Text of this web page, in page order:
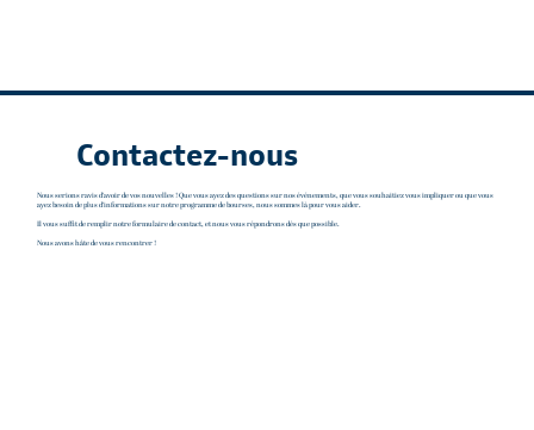
Contactez-nous
Nous serions ravis d’avoir de vos nouvelles ! Que vous ayez des questions sur nos événements, que vous souhaitiez vous impliquer ou que vous
ayez besoin de plus d’informations sur notre programme de bourses, nous sommes là pour vous aider.
Il vous suffit de remplir notre formulaire de contact, et nous vous répondrons dès que possible.
Nous avons hâte de vous rencontrer !